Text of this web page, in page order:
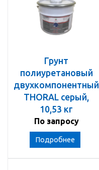
Грунт
полиуретановый
двухкомпонентный
THORAL серый,
10,53 кг
По запросу
Подробнее